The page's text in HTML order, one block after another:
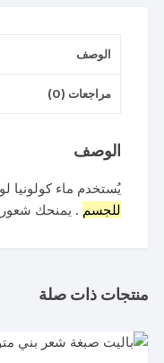
الوصف
مراجعات (0)
الوصف
يُستخدم ماء كولونيا
للجسم . يمنحك
منتجات ذات صلة